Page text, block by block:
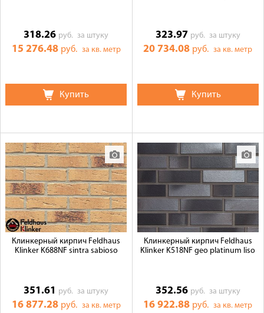
318.26 руб.за штуку
15 276.48 руб. за кв. метр
Купить
323.97 руб. за штуку
20 734.08 руб.за кв. метр
Купить
Клинкерный кирпич Feldhaus
Klinker K688NF sintra sabioso
351.61 руб.за штуку
16 877.28 руб. за кв. метр
Клинкерный кирпич Feldhaus
Klinker K518NF geo platinum liso
352.56 руб. за штуку
16 922.88 руб.за кв. метр